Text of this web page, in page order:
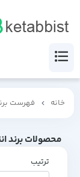
خانه فهرست
محصولات برند
ترتیب